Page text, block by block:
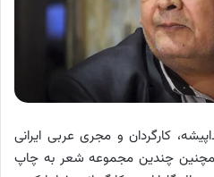
کارگردان و مجری عربی ایرانی
در اهواز و همچنین چندین مجموعه شعر به چاپ